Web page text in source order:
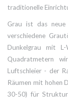
traditionelle
Grau ist das
verschiedene
Dunkelgrau mit
Quadratmetern
Luftschleier - der
Räumen mit hohen
30-50) für